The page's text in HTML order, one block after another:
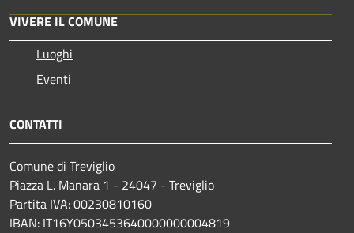
VIVERE IL COMUNE
Luoghi
Eventi
CONTATTI
Comune di Treviglio
Piazza L. Manara 1 - 24047 - Treviglio
Partita IVA: 00230810160
IBAN: IT16Y0503453640000000004819